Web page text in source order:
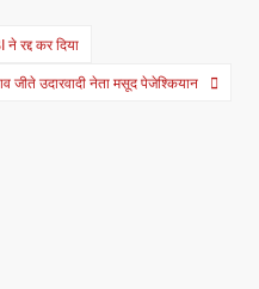
रद्द कर दिया
जीते उदारवादी नेता मसूद पेजेश्कियान